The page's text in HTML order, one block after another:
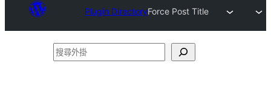
Plugin DirectoryForce Post Title
搜